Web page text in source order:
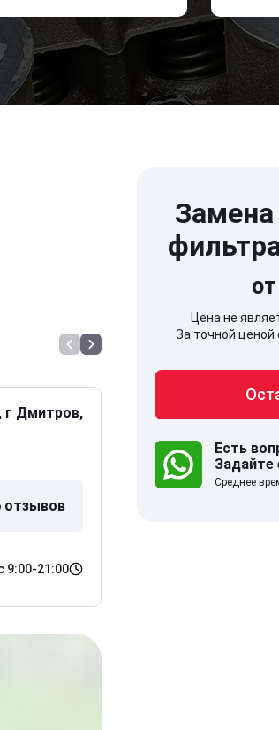
г Дмитров,
отзывов
9:00-21:00
141707,
дом 5
Цена не
За точной ценой
Есть
Задайте
Среднее